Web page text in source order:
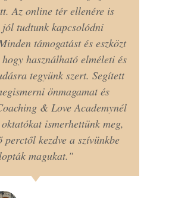
Az online tér ellenére is
jól tudtunk kapcsolódni
támogatást és eszközt
használható elméleti és
tegyünk szert. Segített
önmagamat és
& Love Academynél
ismerhettünk meg,
perctől kezdve a szívünkbe
magukat."